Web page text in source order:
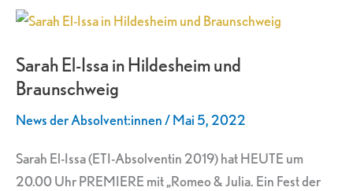
Sarah El-Issa in Hildesheim und
Braunschweig
News der Absolvent:innen/Mai 5, 2022
Sarah El-Issa (ETI-Absolventin 2019) hat HEUTE um
20.00 Uhr PREMIERE mit „Romeo & Julia. Ein Fest der
Sarah
Issa
in
Braunschweig